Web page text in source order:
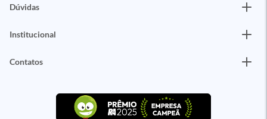
Dúvidas
Institucional
Contatos